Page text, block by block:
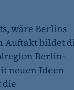
wäre Berlins
Auftakt bildet
Berlin-
neuen Ideen
die